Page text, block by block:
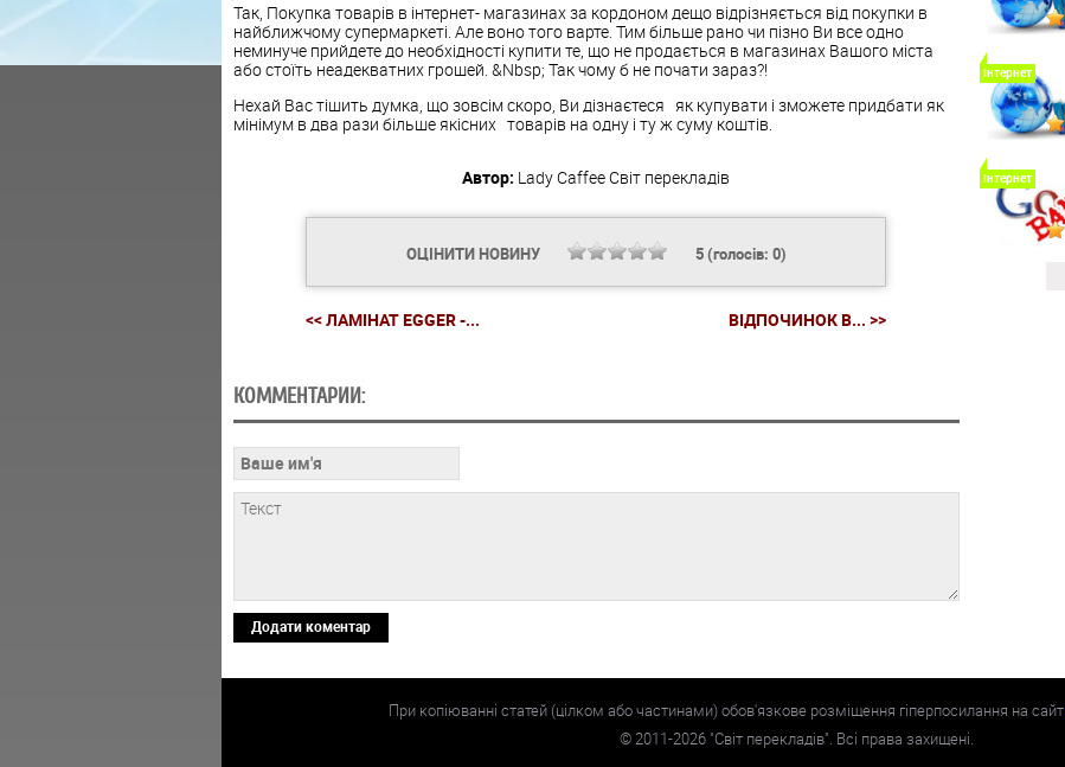
Так, Покупка товарів в інтернет- магазинах за кордоном дещо відрізняється від покупки в
найближчому супермаркеті. Але воно того варте. Тим більше рано чи пізно Ви все одно
неминуче прийдете до необхідності купити те, що не продається в магазинах Вашого міста
або стоїть неадекватних грошей. &Nbsp; Так чому б не почати зараз?!
Нехай Вас тішить думка, що зовсім скоро, Ви дізнаєтеся як купувати і зможете придбати як
мінімум в два рази більше якісних товарів на одну і ту ж суму коштів.
Автор: Lady CaffeeСвіт перекладів
ОЦІНИТИ НОВИНУ 5(голосів: 0)
<< ЛАМІНАТ EGGER -... ВІДПОЧИНОК В... >>
КОММЕНТАРИИ:
Додати коментар
Інтернет
Інтернет
При копіюванні статей (цілком або частинами) обов'язкове розміщення гіперпосилання на сайт
©2011-2026"Світ перекладів". Всі права захищені.